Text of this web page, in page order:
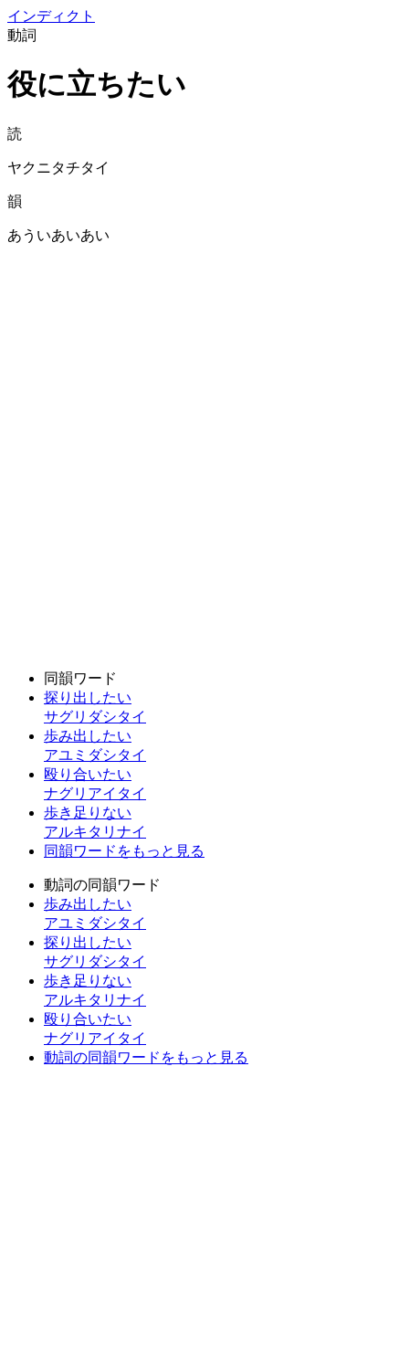
インディクト
動詞
役に立ちたい
読
ヤクニタチタイ
韻
あういあいあい
同韻ワード
探り出したい
サグリダシタイ
歩み出したい
アユミダシタイ
殴り合いたい
ナグリアイタイ
歩き足りない
アルキタリナイ
同韻ワードをもっと見る
動詞の同韻ワード
歩み出したい
アユミダシタイ
探り出したい
サグリダシタイ
歩き足りない
アルキタリナイ
殴り合いたい
ナグリアイタイ
動詞の同韻ワードをもっと見る